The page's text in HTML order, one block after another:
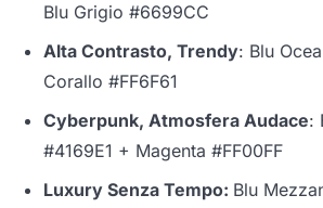
Blu Grigio #6699CC
Alta Contrasto, Trendy: Blu
Corallo #FF6F61
Cyberpunk, Atmosfera Audace:
#4169E1 + Magenta #FF00FF
Luxury Senza Tempo: Blu